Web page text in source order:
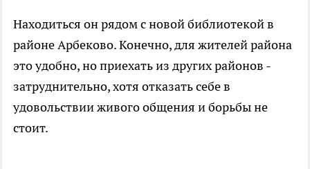
Находиться он рядом с новой библиотекой в
районе Арбеково. Конечно, для жителей района
это удобно, но приехать из других районов -
затруднительно, хотя отказать себе в
удовольствии живого общения и борьбы не
стоит.